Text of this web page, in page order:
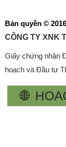
Bản quyền ©
CÔNG TY XNK
Giấy chứng nhận
hoạch và Đầu tư
🌐